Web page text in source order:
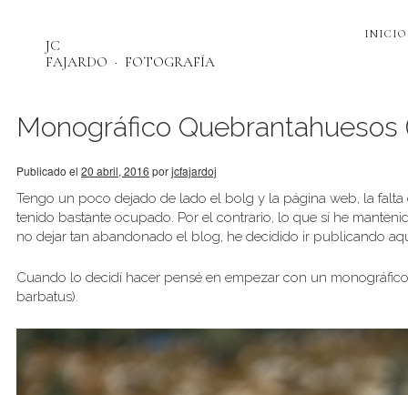
JC
FAJARDO
FOTOGRAFÍA
INICIO
Monográfico Quebrantahuesos
Publicado el 20 abril, 2016 porjcfajardoj
Tengo un poco dejado de lado el bolg y la página web, la
tenido bastante ocupado. Por el contrario, lo que sí he
no dejar tan abandonado el blog, he decidido ir publicando
Cuando lo decidí hacer pensé en empezar con un
barbatus).